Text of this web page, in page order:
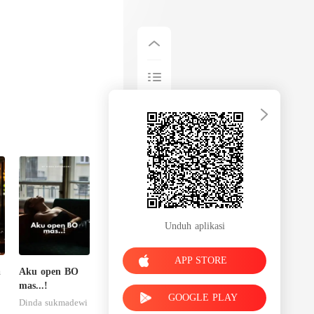
Aku open BO
mas...!
Dinda sukmadewi
Unduh aplikasi
APP STORE
GOOGLE PLAY